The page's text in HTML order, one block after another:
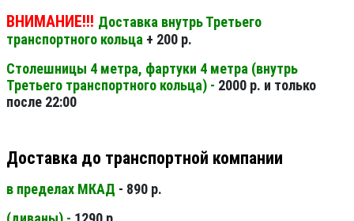
ВНИМАНИЕ!!! Доставка внутрь Третьего
транспортного кольца + 200 р.
Столешницы 4 метра, фартуки 4 метра (внутрь
Третьего транспортного кольца) - 2000 р. и только
после 22:00
Доставка до транспортной компании
в пределах МКАД - 890 р.